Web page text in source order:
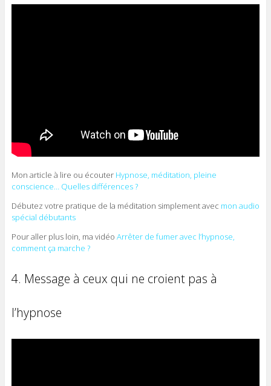
Mon article à lire ou écouter Hypnose, méditation, pleine
conscience… Quelles différences ?
Débutez votre pratique de la méditation simplement avec mon audio
spécial débutants
Pour aller plus loin, ma vidéo Arrêter de fumer avec l’hypnose,
comment ça marche ?
4. Message à ceux qui ne croient pas à
l’hypnose